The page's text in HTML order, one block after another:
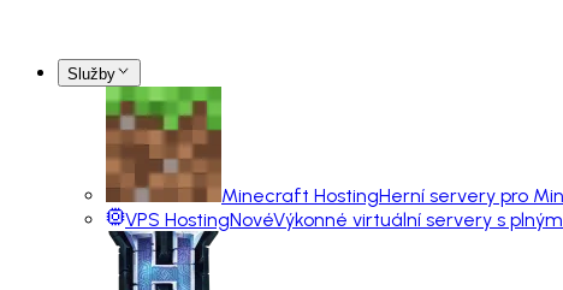
Služby
Minecraft HostingHerní servery pro
VPS HostingNovéVýkonné virtuální servery s